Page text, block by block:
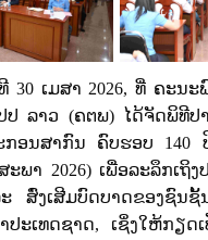
30 ເມສາ 2026,ທີ່ ຄະນະ
ປ ລາວ (ຄຕພ)ໄດ້ຈັດພິທີປາ
ກອນສາກົນ ຄົບຮອບ 140
ະພາ 2026) ເພື່ອລະລຶກເຖິ
ສົ່ງເສີມບົດບາດຂອງຊົນ
ປະເທດຊາດ, ເຊິ່ງໃຫ້ກຽດ